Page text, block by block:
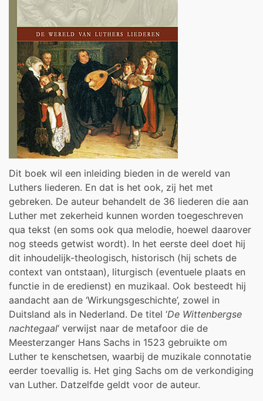
Dit boek wil een inleiding bieden in de wereld van
Luthers liederen. En dat is het ook, zij het met
gebreken. De auteur behandelt de 36 liederen die aan
Luther met zekerheid kunnen worden toegeschreven
qua tekst (en soms ook qua melodie, hoewel daarover
nog steeds getwist wordt). In het eerste deel doet hij
dit inhoudelijk-theologisch, historisch (hij schets de
context van ontstaan), liturgisch (eventuele plaats en
functie in de eredienst) en muzikaal. Ook besteedt hij
aandacht aan de ‘Wirkungsgeschichte’, zowel in
Duitsland als in Nederland. De titel ‘De Wittenbergse
nachtegaal‘ verwijst naar de metafoor die de
Meesterzanger Hans Sachs in 1523 gebruikte om
Luther te kenschetsen, waarbij de muzikale connotatie
eerder toevallig is. Het ging Sachs om de verkondiging
van Luther. Datzelfde geldt voor de auteur.